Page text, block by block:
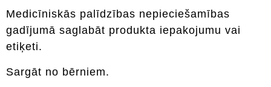
Medicīniskās palīdzības nepieciešamības
gadījumā saglabāt produkta iepakojumu vai
etiķeti.
Sargāt no bērniem.